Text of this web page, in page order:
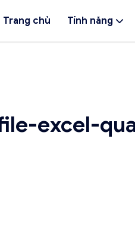
Trang chủ Tính năng
excel-